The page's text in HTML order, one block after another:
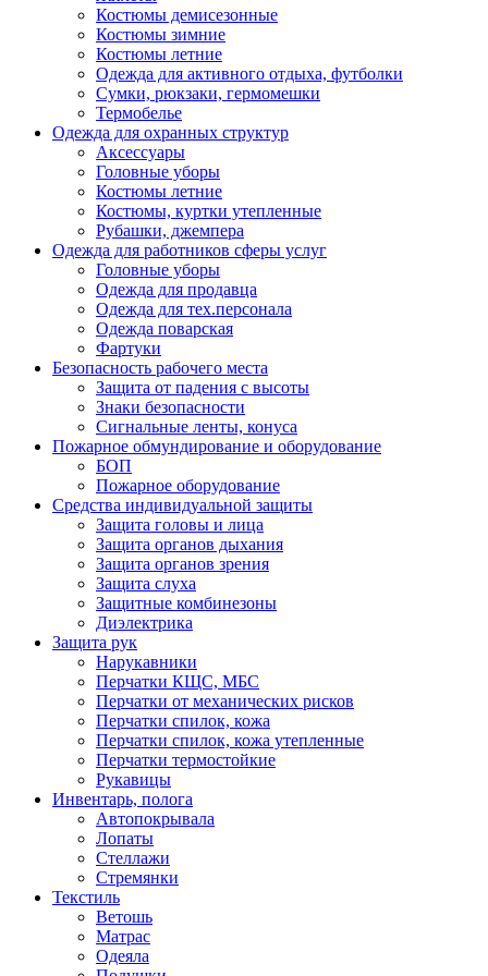
Костюмы демисезонные
Костюмы зимние
Костюмы летние
Одежда для активного отдыха, футболки
Сумки, рюкзаки, гермомешки
Термобелье
Одежда для охранных структур
Аксессуары
Головные уборы
Костюмы летние
Костюмы, куртки утепленные
Рубашки, джемпера
Одежда для работников сферы услуг
Головные уборы
Одежда для продавца
Одежда для тех.персонала
Одежда поварская
Фартуки
Безопасность рабочего места
Защита от падения с высоты
Знаки безопасности
Сигнальные ленты, конуса
Пожарное обмундирование и оборудование
БОП
Пожарное оборудование
Средства индивидуальной защиты
Защита головы и лица
Защита органов дыхания
Защита органов зрения
Защита слуха
Защитные комбинезоны
Диэлектрика
Защита рук
Нарукавники
Перчатки КЩС, МБС
Перчатки от механических рисков
Перчатки спилок, кожа
Перчатки спилок, кожа утепленные
Перчатки термостойкие
Рукавицы
Инвентарь, полога
Автопокрывала
Лопаты
Стеллажи
Стремянки
Текстиль
Ветошь
Матрас
Одеяла